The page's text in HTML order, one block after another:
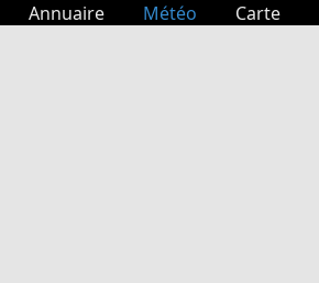
Annuaire Météo Carte